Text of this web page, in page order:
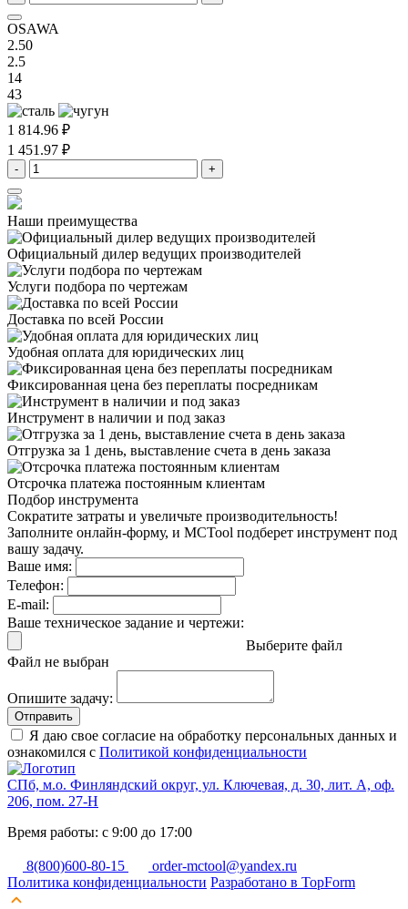
OSAWA
2.50
2.5
14
43
1 814.96 ₽
1 451.97 ₽
- +
Наши преимущества
Официальный дилер ведущих производителей
Услуги подбора по чертежам
Доставка по всей России
Удобная оплата для юридических лиц
Фиксированная цена без переплаты посредникам
Инструмент в наличии и под заказ
Отгрузка за 1 день, выставление счета в день заказа
Отсрочка платежа постоянным клиентам
Подбор инструмента
Сократите затраты и увеличьте производительность!
Заполните онлайн-форму, и MCTool подберет инструмент под
вашу задачу.
Ваше имя:
Телефон:
E-mail:
Ваше техническое задание и чертежи:
Выберите файл
Файл не выбран
Опишите задачу:
Отправить
Я даю свое согласие на обработку персональных данных и
ознакомился с Политикой конфиденциальности
СПб, м.о. Финляндский округ, ул. Ключевая, д. 30, лит. А, оф.
206, пом. 27-Н
Время работы: с 9:00 до 17:00
8(800)600-80-15
order-mctool@yandex.ru
Политика конфиденциальности Разработано в TopForm